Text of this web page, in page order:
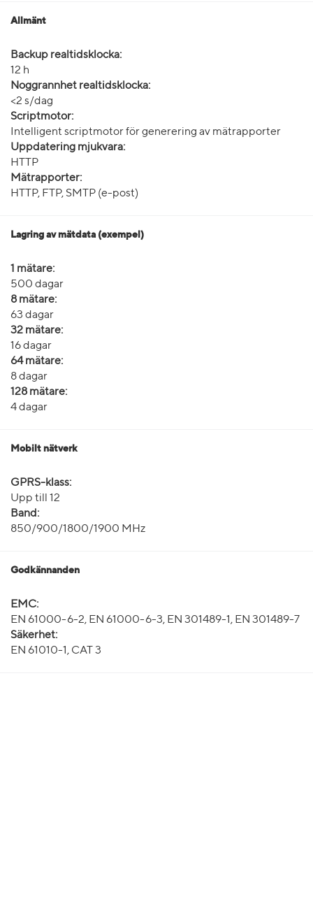
Allmänt
Backup realtidsklocka:
12 h
Noggrannhet realtidsklocka:
<2 s/dag
Scriptmotor:
Intelligent scriptmotor för generering av mätrapporter
Uppdatering mjukvara:
HTTP
Mätrapporter:
HTTP, FTP, SMTP (e-post)
Lagring av mätdata (exempel)
1 mätare:
500 dagar
8 mätare:
63 dagar
32 mätare:
16 dagar
64 mätare:
8 dagar
128 mätare:
4 dagar
Mobilt nätverk
GPRS-klass:
Upp till 12
Band:
850/900/1800/1900 MHz
Godkännanden
EMC:
EN 61000-6-2, EN 61000-6-3, EN 301489-1, EN 301489-7
Säkerhet:
EN 61010-1, CAT 3